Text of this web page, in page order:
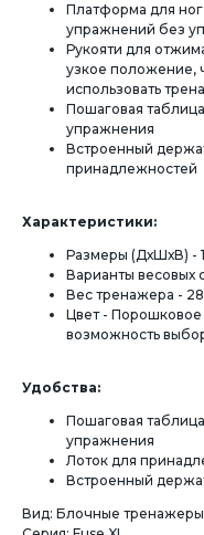
Платформа для
упражнений без
Рукояти для
узкое положение,
использовать
Пошаговая
упражнения
Встроенный
принадлежностей
Характеристики:
Размеры (ДхШхВ) -
Варианты весовых
Вес тренажера -
Цвет - Порошковое
возможность
Удобства:
Пошаговая
упражнения
Лоток для
Встроенный
Вид: Блочные тренажеры